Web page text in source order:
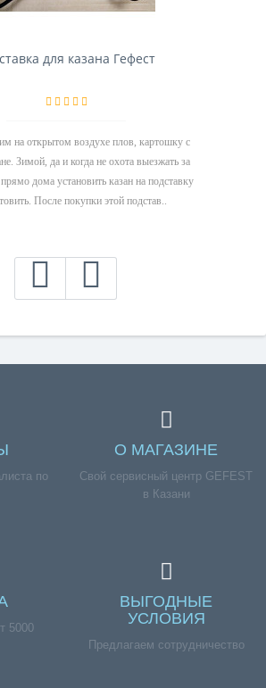
для казана Гефест
на открытом воздухе плов, картошку с
Зимой, да и когда не охота выезжать за
дома установить казан на подставку
После покупки этой подстав..
по
О МАГАЗИНЕ
Свой сервисный центр GEFEST
в Казани
5000
ВЫГОДНЫЕ
УСЛОВИЯ
Предлагаем сотрудничество